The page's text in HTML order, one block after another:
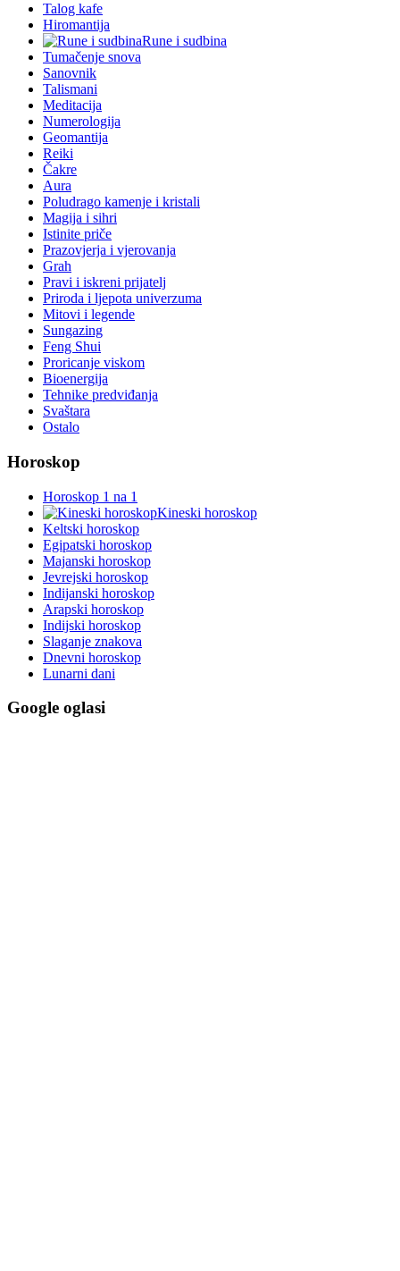
Talog kafe
Hiromantija
Rune i sudbina
Tumačenje snova
Sanovnik
Talismani
Meditacija
Numerologija
Geomantija
Reiki
Čakre
Aura
Poludrago kamenje i kristali
Magija i sihri
Istinite priče
Prazovjerja i vjerovanja
Grah
Pravi i iskreni prijatelj
Priroda i ljepota univerzuma
Mitovi i legende
Sungazing
Feng Shui
Proricanje viskom
Bioenergija
Tehnike predviđanja
Svaštara
Ostalo
Horoskop
Horoskop 1 na 1
Kineski horoskop
Keltski horoskop
Egipatski horoskop
Majanski horoskop
Jevrejski horoskop
Indijanski horoskop
Arapski horoskop
Indijski horoskop
Slaganje znakova
Dnevni horoskop
Lunarni dani
Google oglasi